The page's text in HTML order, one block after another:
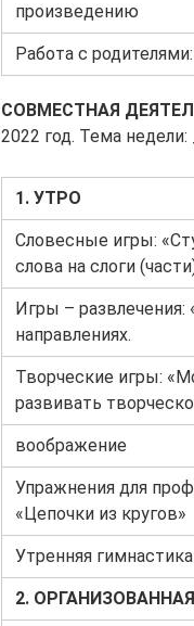
произведению
Работа с
СОВМЕСТНАЯ
2022 год. Тема недели:
1. УТРО
Словесные игры:
слова на слоги
Игры – развлечения:
направлениях.
Творческие игры:
развивать
воображение
Упражнения для
«Цепочки из кругов»
Утренняя
2.